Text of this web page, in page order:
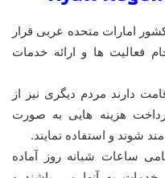
دبی کشور امارات متحده عربی قرار
فعالیت ها و ارائه خدمات
دارند مردم دیگری نیز از
هزینه هایی به صورت
شوند و استفاده نمایند.
تمامی ساعات شبانه روز آماده